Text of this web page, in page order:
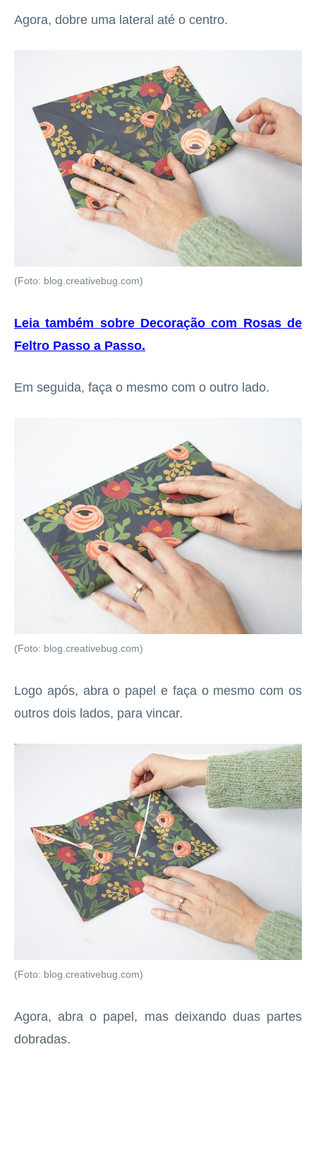
Agora, dobre uma lateral até o centro.
(Foto: blog.creativebug.com)
Leia também sobre Decoração com Rosas de
Feltro Passo a Passo.
Em seguida, faça o mesmo com o outro lado.
(Foto: blog.creativebug.com)
Logo após, abra o papel e faça o mesmo com os
outros dois lados, para vincar.
(Foto: blog.creativebug.com)
Agora, abra o papel, mas deixando duas partes
dobradas.